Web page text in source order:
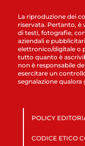
La riproduzione dei
riservata. Pertanto, è
di testi, fotografie,
aziendali e
elettronico/digitale o
tutto quanto è
non è responsabile
esercitare un
segnalazione qualora
POLICY
CODICE ETICO